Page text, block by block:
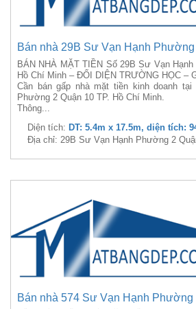
Bán nhà 29B Sư Vạn Hạnh
BÁN NHÀ MẶT TIỀN Số 29B Sư Vạn
Hồ Chí Minh – ĐỐI DIỆN TRƯỜNG HỌC –
Cần bán gấp nhà mặt tiền kinh doanh
Phường 2 Quận 10 TP. Hồ Chí Minh.
Thông...
Diện tích: DT: 5.4m x 17.5m, diện tích:
Địa chỉ: 29B Sư Vạn Hạnh Phường 2
Bán nhà 574 Sư Vạn Hạnh Phường